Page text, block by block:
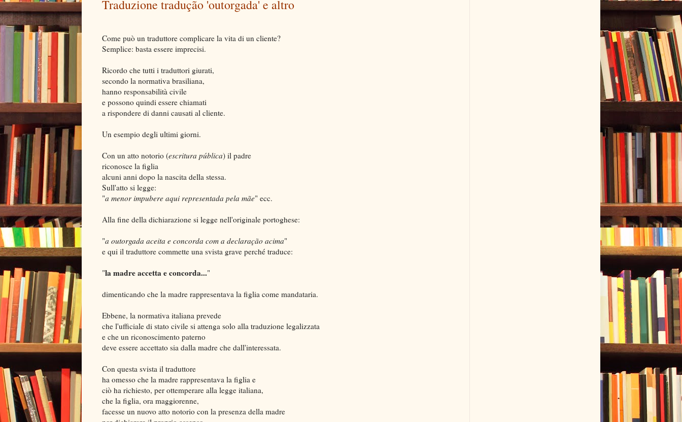
Traduzione tradução 'outorgada' e altro
Come può un traduttore complicare la vita di un cliente?
Semplice: basta essere imprecisi.
Ricordo che tutti i traduttori giurati,
secondo la normativa brasiliana,
hanno responsabilità civile
e possono quindi essere chiamati
a rispondere di danni causati al cliente.
Un esempio degli ultimi giorni.
Con un atto notorio (escritura pública) il padre
riconosce la figlia
alcuni anni dopo la nascita della stessa.
Sull'atto si legge:
"a menor impubere aqui representada pela mãe" ecc.
Alla fine della dichiarazione si legge nell'originale portoghese:
"a outorgada aceita e concorda com a declaração acima"
e qui il traduttore commette una svista grave perché traduce:
"la madre accetta e concorda..."
dimenticando che la madre rappresentava la figlia come mandataria.
Ebbene, la normativa italiana prevede
che l'ufficiale di stato civile si attenga solo alla traduzione legalizzata
e che un riconoscimento paterno
deve essere accettato sia dalla madre che dall'interessata.
Con questa svista il traduttore
ha omesso che la madre rappresentava la figlia e
ciò ha richiesto, per ottemperare alla legge italiana,
che la figlia, ora maggiorenne,
facesse un nuovo atto notorio con la presenza della madre